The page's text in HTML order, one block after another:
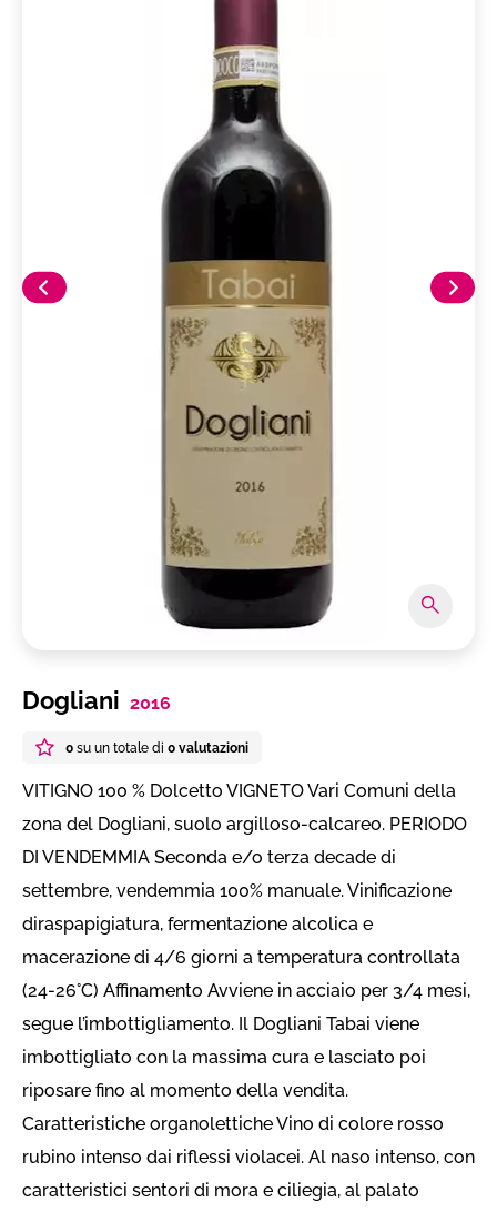
Dogliani 2016
0 su un totale di 0 valutazioni
VITIGNO 100 % Dolcetto VIGNETO Vari Comuni della
zona del Dogliani, suolo argilloso-calcareo. PERIODO
DI VENDEMMIA Seconda e/o terza decade di
settembre, vendemmia 100% manuale. Vinificazione
diraspapigiatura, fermentazione alcolica e
macerazione di 4/6 giorni a temperatura controllata
(24-26°C) Affinamento Avviene in acciaio per 3/4 mesi,
segue l’imbottigliamento. Il Dogliani Tabai viene
imbottigliato con la massima cura e lasciato poi
riposare fino al momento della vendita.
Caratteristiche organolettiche Vino di colore rosso
rubino intenso dai riflessi violacei. Al naso intenso, con
caratteristici sentori di mora e ciliegia, al palato